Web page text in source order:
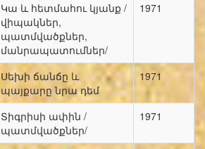
Կա և հետմահու կյանք /
վիպակներ,
պատմվածքներ,
մանրապատումներ/
1971
Սեխի ճանճը և
պայքարը նրա դեմ
1971
Տիգրիսի ափին /
պատմվածքներ/
1971